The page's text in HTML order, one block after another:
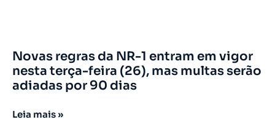
Novas regras da NR-1 entram em vigor
nesta terça-feira (26), mas multas serão
adiadas por 90 dias
Leia mais »